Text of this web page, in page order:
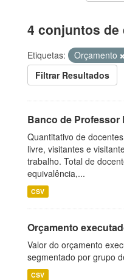
4 conjuntos de
Etiquetas: Orçamento
Filtrar Resultados
Banco de Professor
Quantitativo de
livre, visitantes e
trabalho. Total de
equivalência,...
CSV
Orçamento
Valor do orçamento
segmentado por grupo
CSV